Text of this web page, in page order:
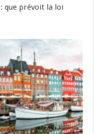
que prévoit la loi